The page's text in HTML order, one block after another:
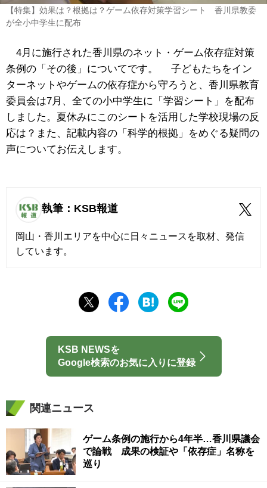
【特集】効果は？根拠は？ゲーム依存対策学習シート 香川県教委
が全小中学生に配布
4月に施行された香川県のネット・ゲーム依存症対策
条例の「その後」についてです。 子どもたちをイン
ターネットやゲームの依存症から守ろうと、香川県教育
委員会は7月、全ての小中学生に「学習シート」を配布
しました。夏休みにこのシートを活用した学校現場の反
応は？また、記載内容の「科学的根拠」をめぐる疑問の
声についてお伝えします。
執筆：KSB報道
岡山・香川エリアを中心に日々ニュースを取材、発信
しています。
KSB NEWSを
Google検索のお気に入りに登録
関連ニュース
ゲーム条例の施行から4年半…香川県議会
で論戦 成果の検証や「依存症」名称を
巡り